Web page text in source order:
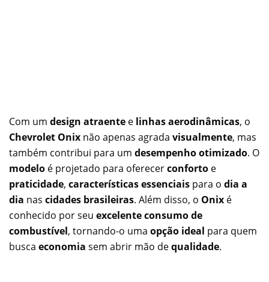
Com um design atraente e linhas aerodinâmicas, o
Chevrolet Onix não apenas agrada visualmente, mas
também contribui para um desempenho otimizado. O
modelo é projetado para oferecerconforto e
praticidade, características essenciais para o dia a
dia nas cidades brasileiras. Além disso, o Onix é
conhecido por seu excelente consumo de
combustível, tornando-o uma opção ideal para quem
busca economia sem abrir mão dequalidade.